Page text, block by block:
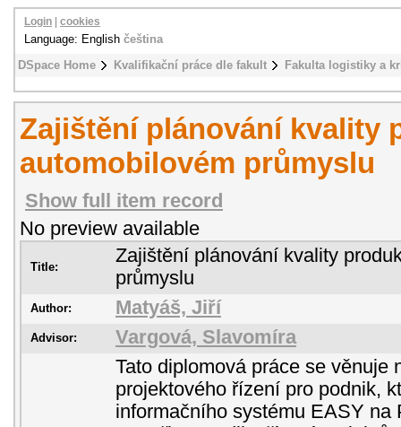
DSpace Home Kvalifikační práce dle fakult Fakulta logistiky a
Login cookies
Language: English čeština
Zajištění plánování kvality
automobilovém průmyslu
Show full item record
No preview available
Title:
Zajištění plánování kvality
průmyslu
Author: Matyáš, Jiří
Advisor: Vargová, Slavomíra
Tato diplomová práce se věnuje
projektového řízení pro podnik,
informačního systému EASY na